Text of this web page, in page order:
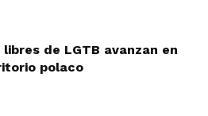
libres de LGTB avanzan en
polaco